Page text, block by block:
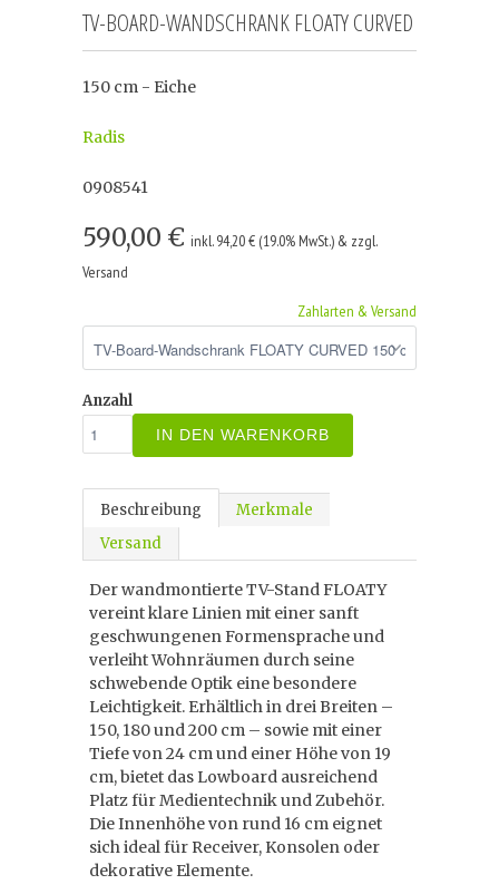
TV-BOARD-WANDSCHRANK FLOATY CURVED
150 cm - Eiche
Radis
0908541
590,00 € inkl. 94,20 € (19.0% MwSt.) & zzgl.
Versand
Zahlarten & Versand
Anzahl
IN DEN WARENKORB
Beschreibung
Merkmale
Versand
Der wandmontierte TV-Stand FLOATY
vereint klare Linien mit einer sanft
geschwungenen Formensprache und
verleiht Wohnräumen durch seine
schwebende Optik eine besondere
Leichtigkeit. Erhältlich in drei Breiten –
150, 180 und 200 cm – sowie mit einer
Tiefe von 24 cm und einer Höhe von 19
cm, bietet das Lowboard ausreichend
Platz für Medientechnik und Zubehör.
Die Innenhöhe von rund 16 cm eignet
sich ideal für Receiver, Konsolen oder
dekorative Elemente.